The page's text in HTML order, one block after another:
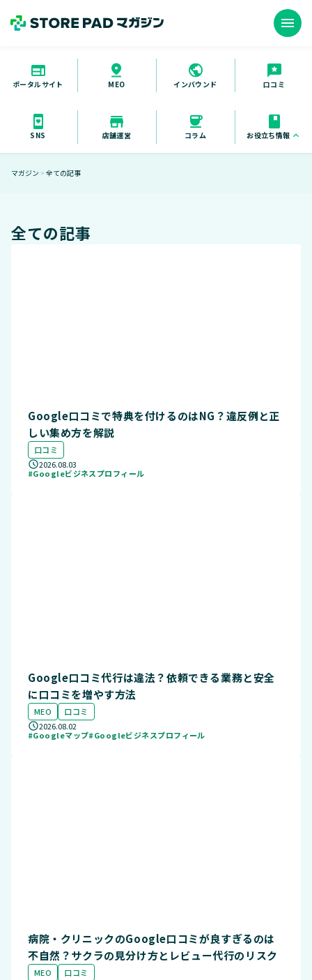
ポータルサイト MEO インバウンド 口コミ
SNS 店舗運営 コラム お役立ち情報 keyboard_arrow_up
menu
マガジン ＞ 全ての記事
全ての記事
Google口コミで特典を付けるのはNG？違反例と正
しい集め方を解説
口コミ
2026.08.03
#Googleビジネスプロフィール
Google口コミ代行は違法？依頼できる業務と安全
に口コミを増やす方法
MEO
口コミ
2026.08.02
#Googleマップ#Googleビジネスプロフィール
病院・クリニックのGoogle口コミが良すぎるのは
不自然？サクラの見分け方とレビュー代行のリスク
MEO
口コミ